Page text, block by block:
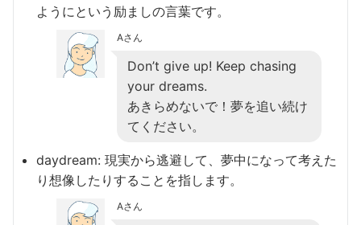
ようにという励ましの言葉です。
Aさん
Don’t give up! Keep chasing
your dreams.
あきらめないで！夢を追い続け
てください。
daydream: 現実から逃避して、夢中になって考えた
り想像したりすることを指します。
Aさん